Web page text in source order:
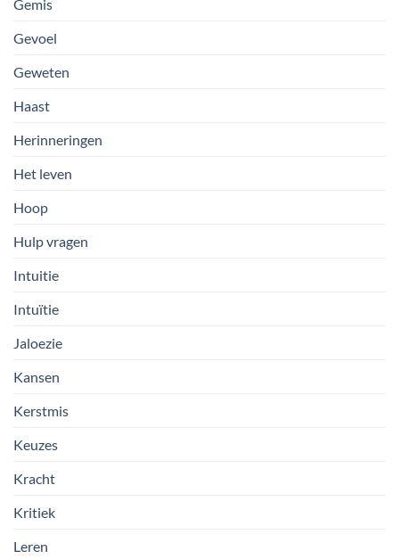
Gemis
Gevoel
Geweten
Haast
Herinneringen
Het leven
Hoop
Hulp vragen
Intuitie
Intuïtie
Jaloezie
Kansen
Kerstmis
Keuzes
Kracht
Kritiek
Leren